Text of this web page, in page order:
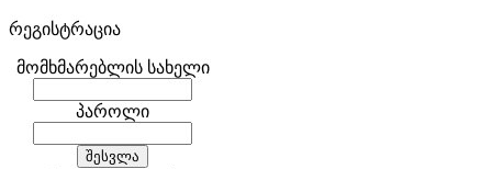
რეგისტრაცია
მომხმარებლის სახელი
პაროლი